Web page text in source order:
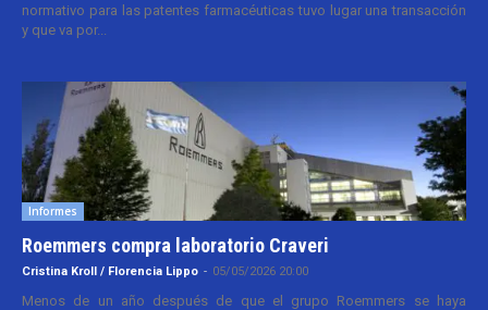
normativo para las patentes farmacéuticas tuvo lugar una transacción
y que va por...
Informes
Roemmers compra laboratorio Craveri
Cristina Kroll / Florencia Lippo - 05/05/2026 20:00
Menos de un año después de que el grupo Roemmers se haya